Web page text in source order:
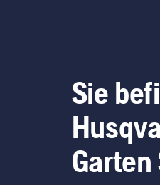
Zentimeter
eines
Sie